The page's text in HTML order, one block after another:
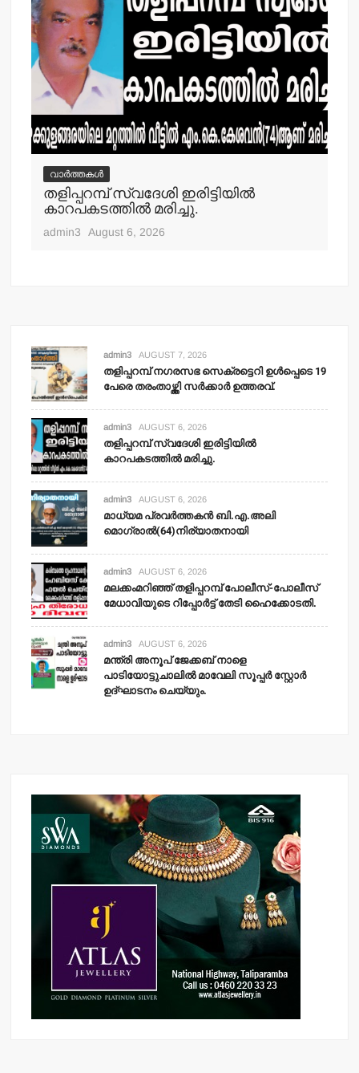
വാർത്തകൾ
തളിപ്പറമ്പ് സ്വദേശി ഇരിട്ടിയില്‍
കാറപകടത്തില്‍ മരിച്ചു.
admin3 August 6, 2026
admin3 AUGUST 7, 2026
തളിപ്പറമ്പ് നഗരസഭ സെക്രട്ടെറി ഉള്‍പ്പെടെ 19
പേരെ തരംതാഴ്ത്തി സര്‍ക്കാര്‍ ഉത്തരവ്.
admin3 AUGUST 6, 2026
തളിപ്പറമ്പ് സ്വദേശി ഇരിട്ടിയില്‍
കാറപകടത്തില്‍ മരിച്ചു.
admin3 AUGUST 6, 2026
മാധ്യമ പ്രവര്‍ത്തകന്‍ ബി.എ.അലി
മൊഗ്രാല്‍(64)നിര്യാതനായി
admin3 AUGUST 6, 2026
മലക്കംമറിഞ്ഞ് തളിപ്പറമ്പ് പോലീസ്-പോലീസ്
മേധാവിയുടെ റിപ്പോര്‍ട്ട് തേടി ഹൈക്കോടതി.
admin3 AUGUST 6, 2026
മന്ത്രി അനൂപ് ജേക്കബ് നാളെ
പാടിയോട്ടുചാലില്‍ മാവേലി സൂപ്പര്‍ സ്റ്റോര്‍
ഉദ്ഘാടനം ചെയ്യും.